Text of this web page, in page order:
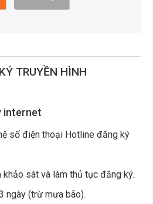
TRUYỀN HÌNH
internet
số điện thoại Hotline đăng ký
khảo sát và làm thủ tục đăng ký.
ngày (trừ mưa bão).